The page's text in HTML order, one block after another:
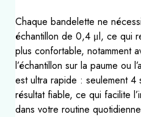
Chaque bandelette ne
échantillon de 0,4 μl, ce qui
plus confortable, notamment
l’échantillon sur la paume ou
est ultra rapide : seulement
résultat fiable, ce qui facilite
dans votre routine